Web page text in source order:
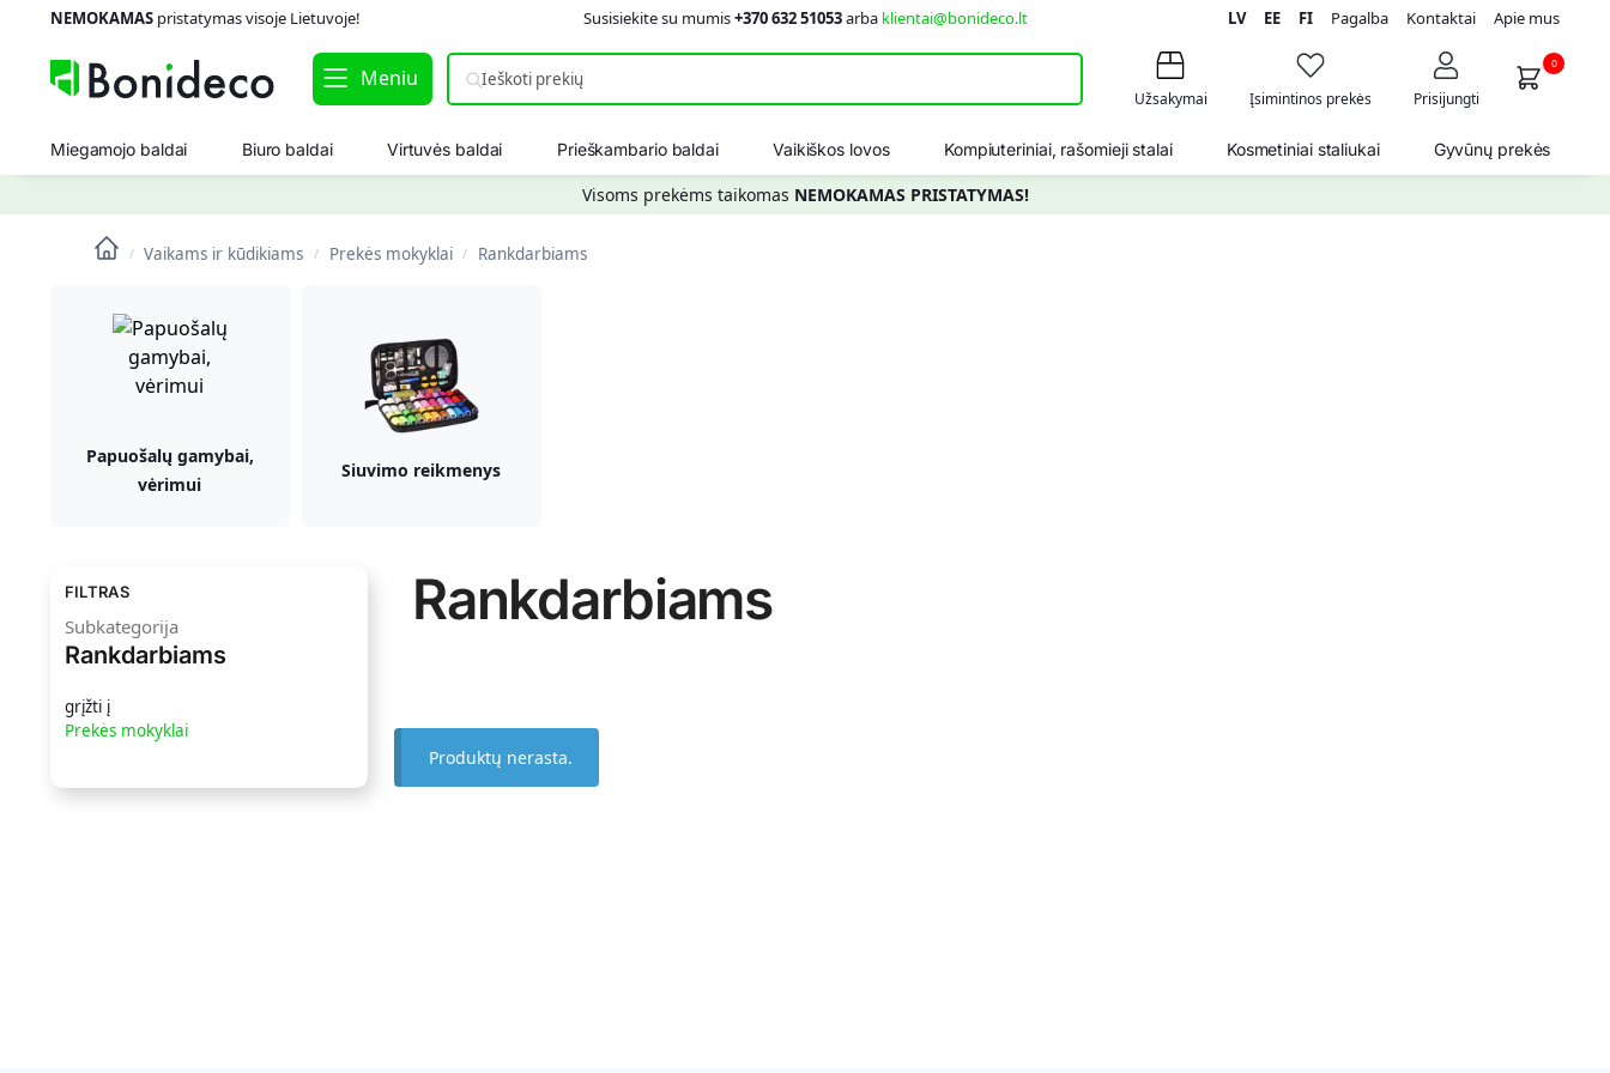
NEMOKAMASpristatymas visoje Lietuvoje! Susisiekite su mumis+370 632 51053arba klientai@bonideco.lt LV EE FI Pagalba Kontaktai Apie mus
Meniu
Užsakymai Įsimintinos prekės Prisijungti
0
Miegamojo baldai Biuro baldai Virtuvės baldai Prieškambario baldai Vaikiškos lovos Kompiuteriniai, rašomieji stalai Kosmetiniai staliukai Gyvūnų prekės
Visoms prekėms taikomas NEMOKAMAS PRISTATYMAS!
/ Vaikams ir kūdikiams / Prekės mokyklai / Rankdarbiams
Papuošalų gamybai,
vėrimui
Siuvimo reikmenys
Rankdarbiams
Produktų nerasta.
FILTRAS
Subkategorija
Rankdarbiams
grįžti į
Prekės mokyklai